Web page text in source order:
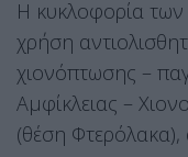
Η κυκλοφορία των
χρήση
χιονόπτωσης –
Αμφίκλειας –
(θέση